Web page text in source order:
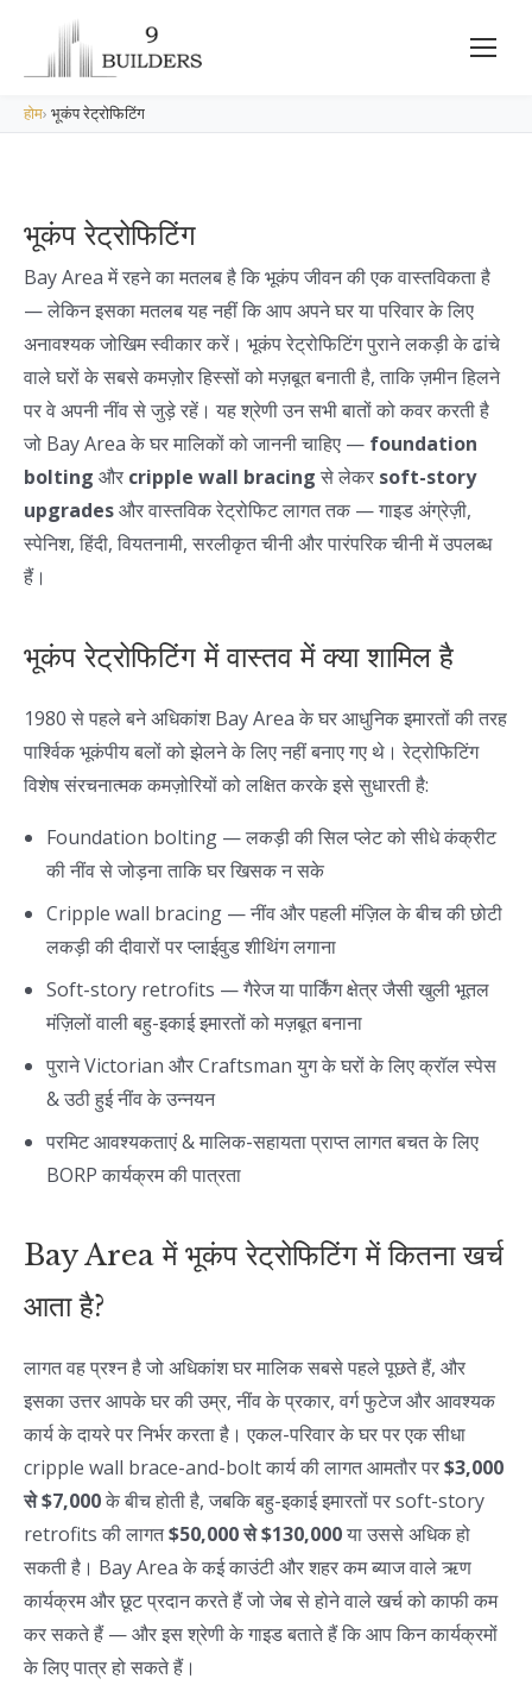
होम› भूकंप रेट्रोफिटिंग
भूकंप रेट्रोफिटिंग
Bay Area में रहने का मतलब है कि भूकंप जीवन की एक वास्तविकता है
— लेकिन इसका मतलब यह नहीं कि आप अपने घर या परिवार के लिए
अनावश्यक जोखिम स्वीकार करें। भूकंप रेट्रोफिटिंग पुराने लकड़ी के ढांचे
वाले घरों के सबसे कमज़ोर हिस्सों को मज़बूत बनाती है, ताकि ज़मीन हिलने
पर वे अपनी नींव से जुड़े रहें। यह श्रेणी उन सभी बातों को कवर करती है
जो Bay Area के घर मालिकों को जाननी चाहिए — foundation
bolting और cripple wall bracing से लेकर soft-story
upgradesऔर वास्तविक रेट्रोफिट लागत तक — गाइड अंग्रेज़ी,
स्पेनिश, हिंदी, वियतनामी, सरलीकृत चीनी और पारंपरिक चीनी में उपलब्ध
हैं।
भूकंप रेट्रोफिटिंग में वास्तव में क्या शामिल है
1980 से पहले बने अधिकांश Bay Area के घर आधुनिक इमारतों की तरह
पार्श्विक भूकंपीय बलों को झेलने के लिए नहीं बनाए गए थे। रेट्रोफिटिंग
विशेष संरचनात्मक कमज़ोरियों को लक्षित करके इसे सुधारती है:
Foundation bolting — लकड़ी की सिल प्लेट को सीधे कंक्रीट
की नींव से जोड़ना ताकि घर खिसक न सके
Cripple wall bracing — नींव और पहली मंज़िल के बीच की छोटी
लकड़ी की दीवारों पर प्लाईवुड शीथिंग लगाना
Soft-story retrofits — गैरेज या पार्किंग क्षेत्र जैसी खुली भूतल
मंज़िलों वाली बहु-इकाई इमारतों को मज़बूत बनाना
पुराने Victorian और Craftsman युग के घरों के लिए क्रॉल स्पेस
& उठी हुई नींव के उन्नयन
परमिट आवश्यकताएं & मालिक-सहायता प्राप्त लागत बचत के लिए
BORP कार्यक्रम की पात्रता
Bay Area में भूकंप रेट्रोफिटिंग में कितना खर्च
आता है?
लागत वह प्रश्न है जो अधिकांश घर मालिक सबसे पहले पूछते हैं, और
इसका उत्तर आपके घर की उम्र, नींव के प्रकार, वर्ग फुटेज और आवश्यक
कार्य के दायरे पर निर्भर करता है। एकल-परिवार के घर पर एक सीधा
cripple wall brace-and-bolt कार्य की लागत आमतौर पर$3,000
से $7,000के बीच होती है, जबकि बहु-इकाई इमारतों पर soft-story
retrofits की लागत$50,000 से $130,000या उससे अधिक हो
सकती है। Bay Area के कई काउंटी और शहर कम ब्याज वाले ऋण
कार्यक्रम और छूट प्रदान करते हैं जो जेब से होने वाले खर्च को काफी कम
कर सकते हैं — और इस श्रेणी के गाइड बताते हैं कि आप किन कार्यक्रमों
के लिए पात्र हो सकते हैं।